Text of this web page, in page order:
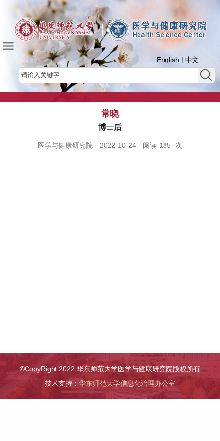
English |中文
常晓
博士后
医学与健康研究院 2022-10-24 阅读 185 次
©CopyRight 2022 华东师范大学医学与健康研究院版权所有
技术支持： 华东师范大学信息化治理办公室